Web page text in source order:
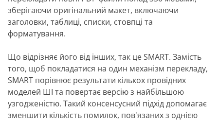
зберігаючи оригінальний макет, включаючи
заголовки, таблиці, списки, стовпці та
форматування.
Що відрізняє його від інших, так це SMART. Замість
того, щоб покладатися на один механізм перекладу,
SMART порівнює результати кількох провідних
моделей ШІ та повертає версію з найбільшою
узгодженістю. Такий консенсусний підхід допомагає
зменшити кількість помилок, пов'язаних з однією